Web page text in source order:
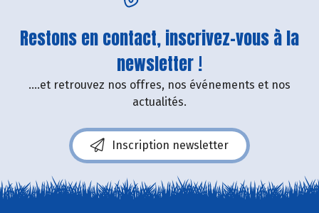
Restons en contact, inscrivez-vous à la
newsletter !
....et retrouvez nos offres, nos événements et nos
actualités.
Inscription newsletter